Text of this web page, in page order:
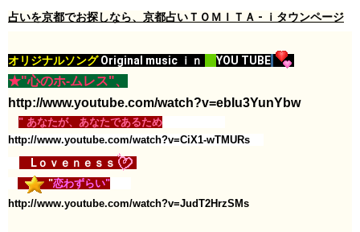
占いを京都でお探しなら、京都占いＴＯＭＩＴＡ - ｉタウンページ​
オリジナルソングOriginal music ｉｎ YOU TUBE
★"心のホ-ムレス"、
http://www.youtube.com/watch?v=ebIu3YunYbw
" あなたが、あなたであるため
http://www.youtube.com/watch?v=CiX1-wTMURs
Lｏｖｅｎｅｓｓ
"恋わずらい"
http://www.youtube.com/watch?v=JudT2HrzSMs